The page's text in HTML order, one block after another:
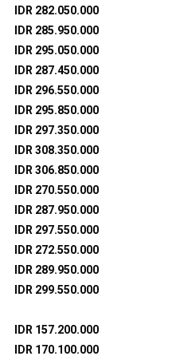
IDR 282.050.000
IDR 285.950.000
IDR 295.050.000
IDR 287.450.000
IDR 296.550.000
IDR 295.850.000
IDR 297.350.000
IDR 308.350.000
IDR 306.850.000
IDR 270.550.000
IDR 287.950.000
IDR 297.550.000
IDR 272.550.000
IDR 289.950.000
IDR 299.550.000
IDR 157.200.000
IDR 170.100.000